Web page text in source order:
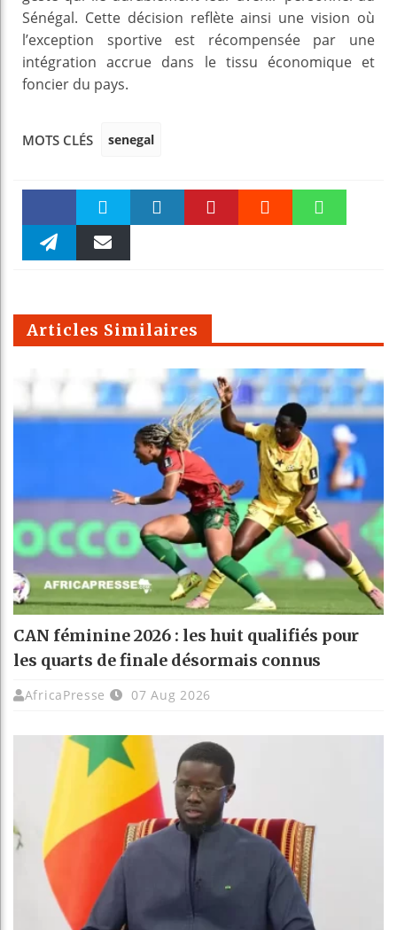
Sénégal. Cette décision reflète ainsi une vision où
l’exception sportive est récompensée par une
intégration accrue dans le tissu économique et
foncier du pays.
MOTS CLÉS senegal
Faceboo Twitter
m
Articles Similaires
CAN féminine 2026 : les huit qualifiés pour
les quarts de finale désormais connus
AfricaPresse 07 Aug 2026